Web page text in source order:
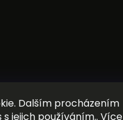
Dalším procházením
jejich používáním.. Více